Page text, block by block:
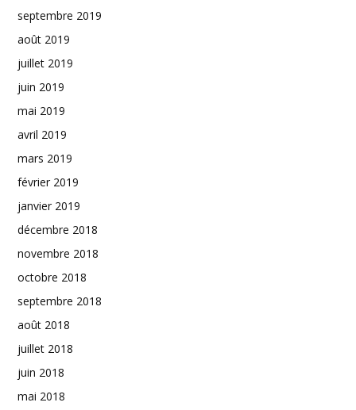
septembre 2019
août 2019
juillet 2019
juin 2019
mai 2019
avril 2019
mars 2019
février 2019
janvier 2019
décembre 2018
novembre 2018
octobre 2018
septembre 2018
août 2018
juillet 2018
juin 2018
mai 2018